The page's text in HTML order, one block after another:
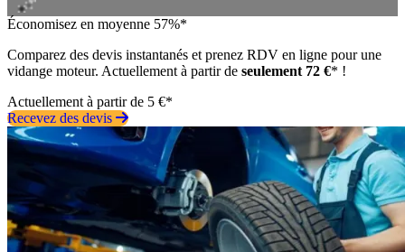
Économisez en moyenne 57%*
Comparez des devis instantanés et prenez RDV en ligne pour une
vidange moteur. Actuellement à partir de seulement 72 €* !
Actuellement à partir de 5 €*
Recevez des devis